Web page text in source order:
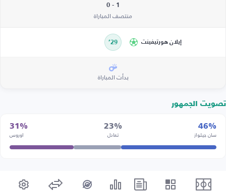
1 - 0
منتصف المباراة
إيلان هورتيفينت 29’
بدأت المباراة
تصويت الجمهور
46%
سان جيلواز
23%
تعادل
31%
اوروس